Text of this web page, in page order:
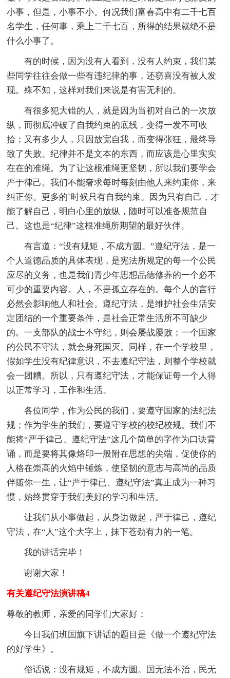
小事，但是，小事不小。何况我们富春高中有二千七百
名学生，任何事，乘上二千七百，所得的结果就绝不是
什么小事了。
有的时候，因为没有人看到，没有人约束，我们某
些同学往往会做一些有违纪律的事，还窃喜没有被人发
现。殊不知，这样对我们来说是有害无利的。
有很多犯大错的人，就是因为当初对自己的一次放
纵，而彻底冲破了自我约束的底线，变得一发不可收
拾；又有多少人，只因放宽自我，而变得张狂，最终导
致了失败。纪律并不是文本的东西，而应该是心里实实
在在的准绳。为了让这根准绳更坚韧，所以我们要学会
严于律己。我们不能奢求每时每刻由他人来约束你，来
纠正你。更多的`时候只有自我约束。因为只有自己，才
能了解自己，明白心里的放纵，随时可以准备规范自
己。这也是“纪律”这根准绳所期望的最好伙伴。
有言道：“没有规矩，不成方圆。”遵纪守法，是一
个人道德品质的具体表现，是宪法所规定的每一个公民
应尽的义务，也是我们青少年思想品德修养的一个必不
可少的重要内容。人，不是孤立存在的。每个人的言行
必然会影响他人和社会。遵纪守法，是维护社会生活安
定团结的一个重要条件，是社会正常生活所不可缺少
的。一支部队的战士不守纪，则会屡战屡败；一个国家
的公民不守法，就会身死国灭。同样，在一个学校里，
假如学生没有纪律意识，不去遵纪守法，则整个学校就
会一团糟。所以，只有遵纪守法，才能保证每一个人得
以正常学习，工作和生活。
各位同学，作为公民的我们，要遵守国家的法纪法
规；作为学生的我们，要遵守学校的校纪校规。我们不
能将“严于律己、遵纪守法”这几个简单的字作为口诀背
诵，而是要将其像烙印一般附在思想的尖端，促使你的
人格在崇高的火焰中锤炼，使坚韧的意志与高尚的品质
伴随你一生，让“严于律已、遵纪守法”真正成为一种习
惯，始终贯穿于我们美好的学习和生活。
让我们从小事做起，从身边做起，严于律己，遵纪
守法，在“人”这个大字上，抹下苍劲有力的一笔。
我的讲话完毕！
谢谢大家！
有关遵纪守法演讲稿4
尊敬的教师，亲爱的同学们大家好：
今日我们班国旗下讲话的题目是《做一个遵纪守法
的好学生》。
俗话说：没有规矩，不成方圆。国无法不治，民无